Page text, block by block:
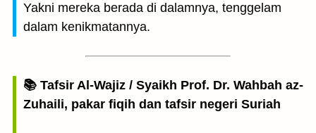
Yakni mereka berada di dalamnya, tenggelam
dalam kenikmatannya.
📚 Tafsir Al-Wajiz / Syaikh Prof. Dr. Wahbah az-
Zuhaili, pakar fiqih dan tafsir negeri Suriah